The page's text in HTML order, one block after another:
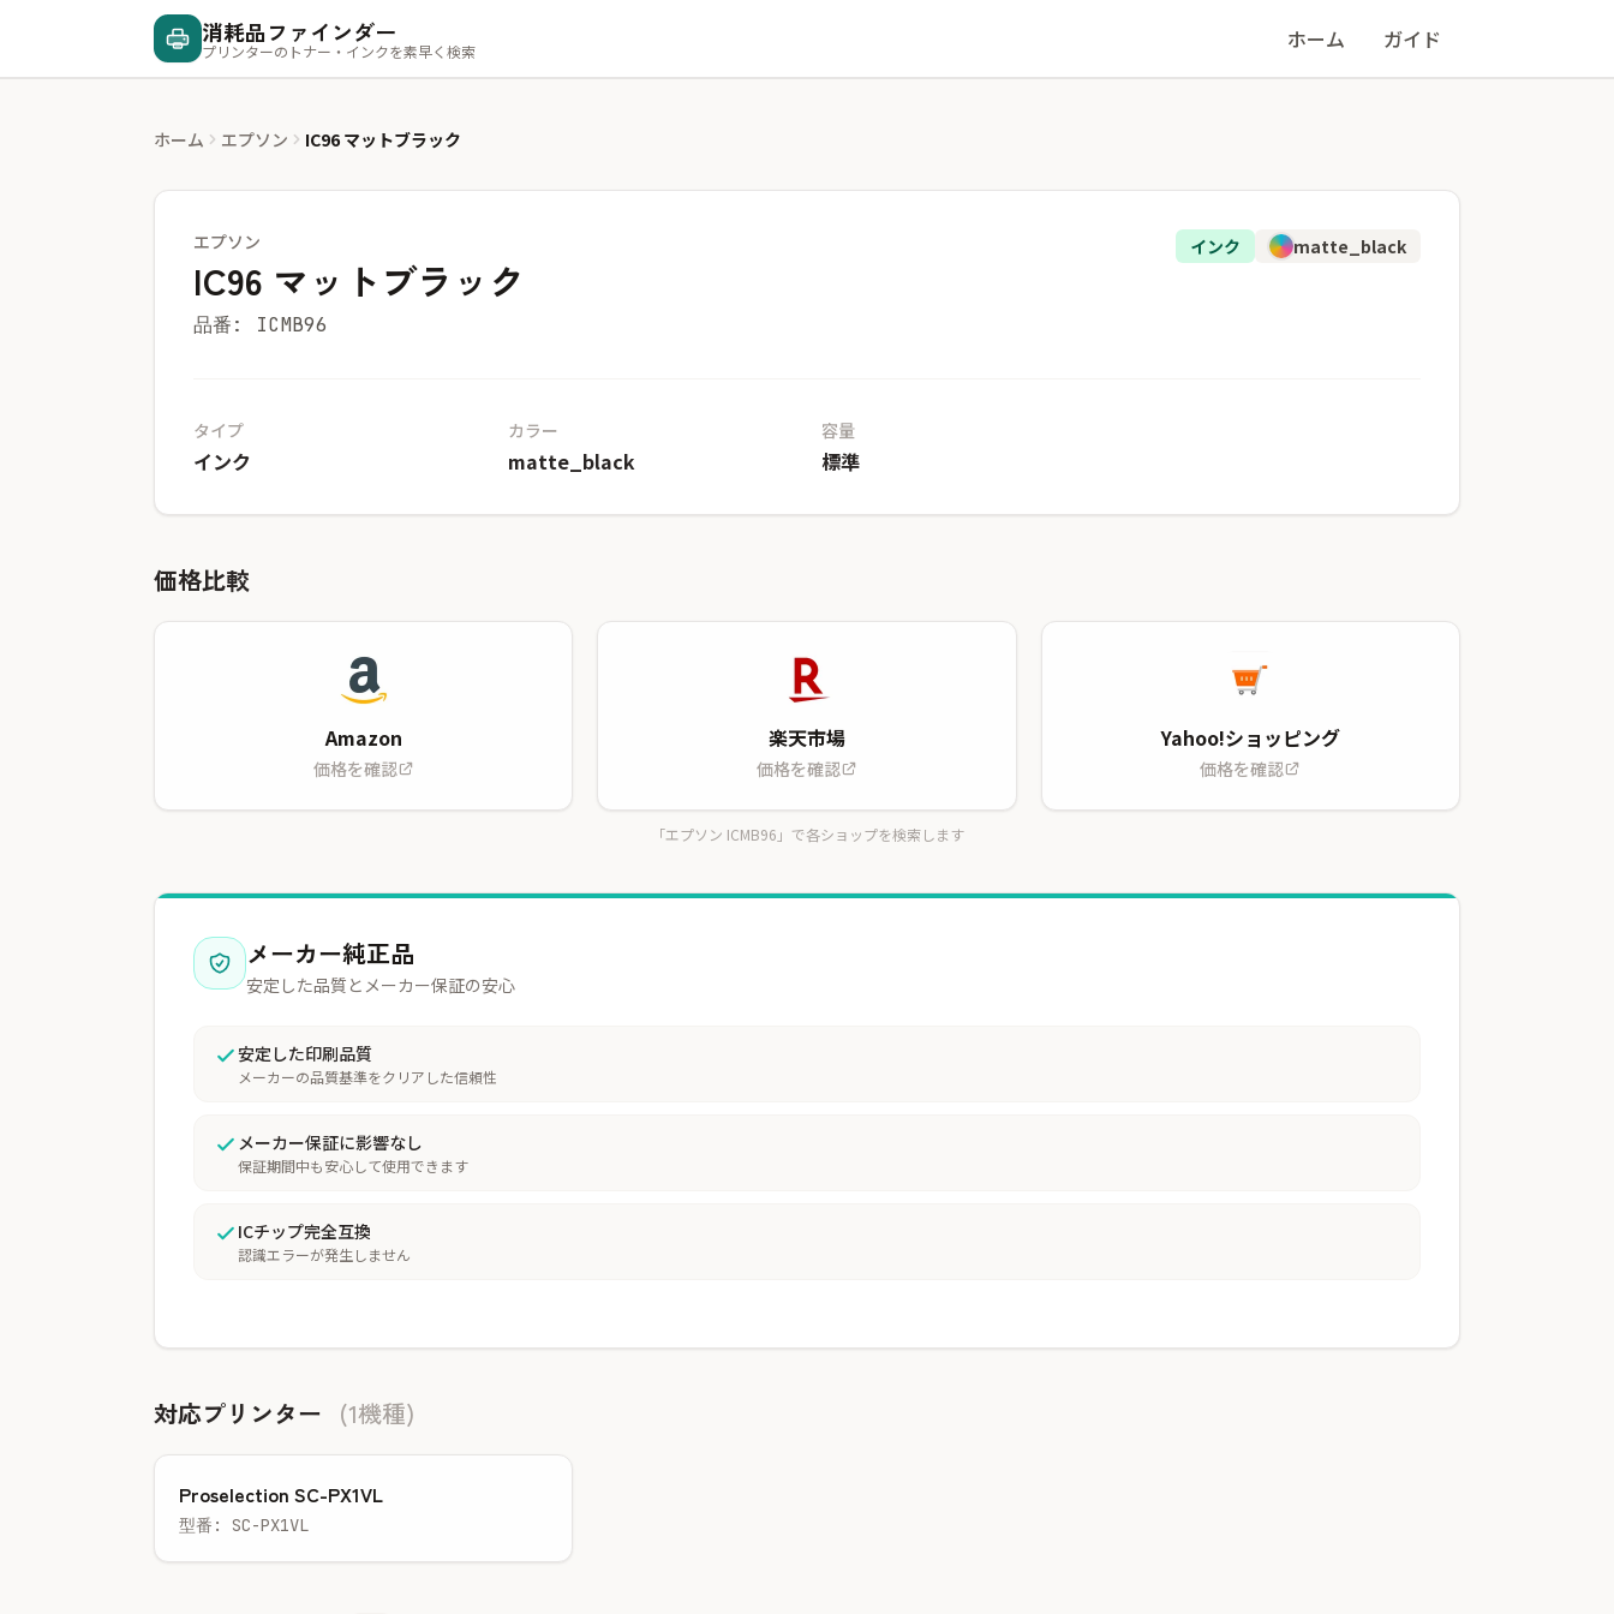
消耗品ファインダー
プリンターのトナー・インクを素早く検索 ホーム ガイド
ホーム エプソン IC96 マットブラック
エプソン
IC96 マットブラック
品番: ICMB96
インク matte_black
タイプ
インク
カラー
matte_black
容量
標準
価格比較
Amazon
価格を確認
楽天市場
価格を確認
Yahoo!ショッピング
価格を確認
「エプソン ICMB96」で各ショップを検索します
メーカー純正品
安定した品質とメーカー保証の安心
安定した印刷品質
メーカーの品質基準をクリアした信頼性
メーカー保証に影響なし
保証期間中も安心して使用できます
ICチップ完全互換
認識エラーが発生しません
対応プリンター (1機種)
Proselection SC-PX1VL
型番: SC-PX1VL